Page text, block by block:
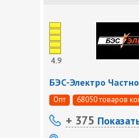
4.9
БЭС-Электро
Опт 68050 товаров
+ 375